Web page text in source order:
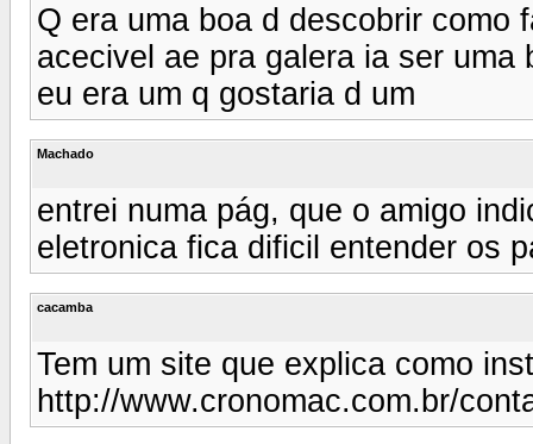
Q era uma boa d descobrir como
acecivel ae pra galera ia ser uma
eu era um q gostaria d um
Machado
entrei numa pág, que o amigo
eletronica fica dificil entender os
cacamba
Tem um site que explica como
http://www.cronomac.com.br/